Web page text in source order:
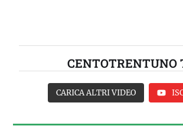
CENTOTRENTUNO
CARICA ALTRI VIDEO